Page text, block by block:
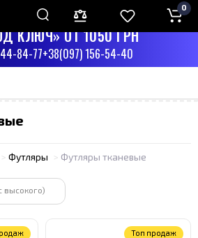
КЛЮЧ» ОТ 1050 ГРН
84-77+38(097) 156-54-40
0
Футляры Футляры тканевые
высокого)
Топ продаж